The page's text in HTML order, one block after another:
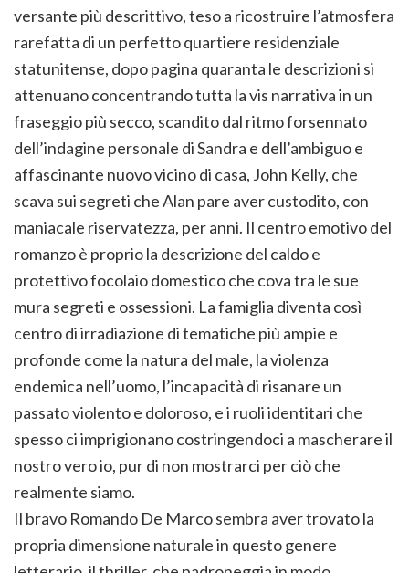
versante più descrittivo, teso a ricostruire l’atmosfera
rarefatta di un perfetto quartiere residenziale
statunitense, dopo pagina quaranta le descrizioni si
attenuano concentrando tutta la vis narrativa in un
fraseggio più secco, scandito dal ritmo forsennato
dell’indagine personale di Sandra e dell’ambiguo e
affascinante nuovo vicino di casa, John Kelly, che
scava sui segreti che Alan pare aver custodito, con
maniacale riservatezza, per anni. Il centro emotivo del
romanzo è proprio la descrizione del caldo e
protettivo focolaio domestico che cova tra le sue
mura segreti e ossessioni. La famiglia diventa così
centro di irradiazione di tematiche più ampie e
profonde come la natura del male, la violenza
endemica nell’uomo, l’incapacità di risanare un
passato violento e doloroso, e i ruoli identitari che
spesso ci imprigionano costringendoci a mascherare il
nostro vero io, pur di non mostrarci per ciò che
realmente siamo.
Il bravo Romando De Marco sembra aver trovato la
propria dimensione naturale in questo genere